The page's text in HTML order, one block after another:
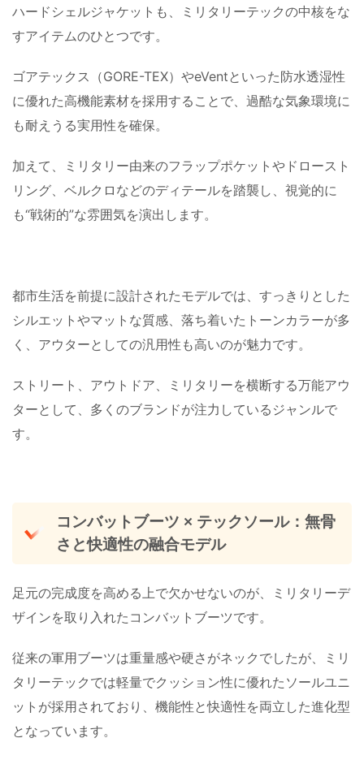
ハードシェルジャケットも、ミリタリーテックの中核をな
すアイテムのひとつです。
ゴアテックス（GORE-TEX）やeVentといった防水透湿性
に優れた高機能素材を採用することで、過酷な気象環境に
も耐えうる実用性を確保。
加えて、ミリタリー由来のフラップポケットやドロースト
リング、ベルクロなどのディテールを踏襲し、視覚的に
も“戦術的”な雰囲気を演出します。
都市生活を前提に設計されたモデルでは、すっきりとした
シルエットやマットな質感、落ち着いたトーンカラーが多
く、アウターとしての汎用性も高いのが魅力です。
ストリート、アウトドア、ミリタリーを横断する万能アウ
ターとして、多くのブランドが注力しているジャンルで
す。
コンバットブーツ × テックソール：無骨
さと快適性の融合モデル
足元の完成度を高める上で欠かせないのが、ミリタリーデ
ザインを取り入れたコンバットブーツです。
従来の軍用ブーツは重量感や硬さがネックでしたが、ミリ
タリーテックでは軽量でクッション性に優れたソールユニ
ットが採用されており、機能性と快適性を両立した進化型
となっています。